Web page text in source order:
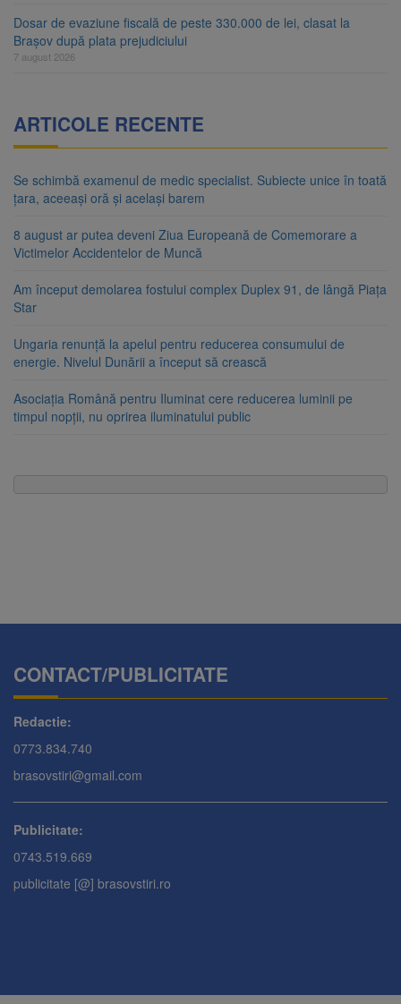
Dosar de evaziune fiscală de peste 330.000 de lei, clasat la
Brașov după plata prejudiciului
7 august 2026
ARTICOLE RECENTE
Se schimbă examenul de medic specialist. Subiecte unice în toată
țara, aceeași oră și același barem
8 august ar putea deveni Ziua Europeană de Comemorare a
Victimelor Accidentelor de Muncă
Am început demolarea fostului complex Duplex 91, de lângă Piața
Star
Ungaria renunță la apelul pentru reducerea consumului de
energie. Nivelul Dunării a început să crească
Asociația Română pentru Iluminat cere reducerea luminii pe
timpul nopții, nu oprirea iluminatului public
CONTACT/PUBLICITATE
Redactie:
0773.834.740
brasovstiri@gmail.com
Publicitate:
0743.519.669
publicitate [@] brasovstiri.ro